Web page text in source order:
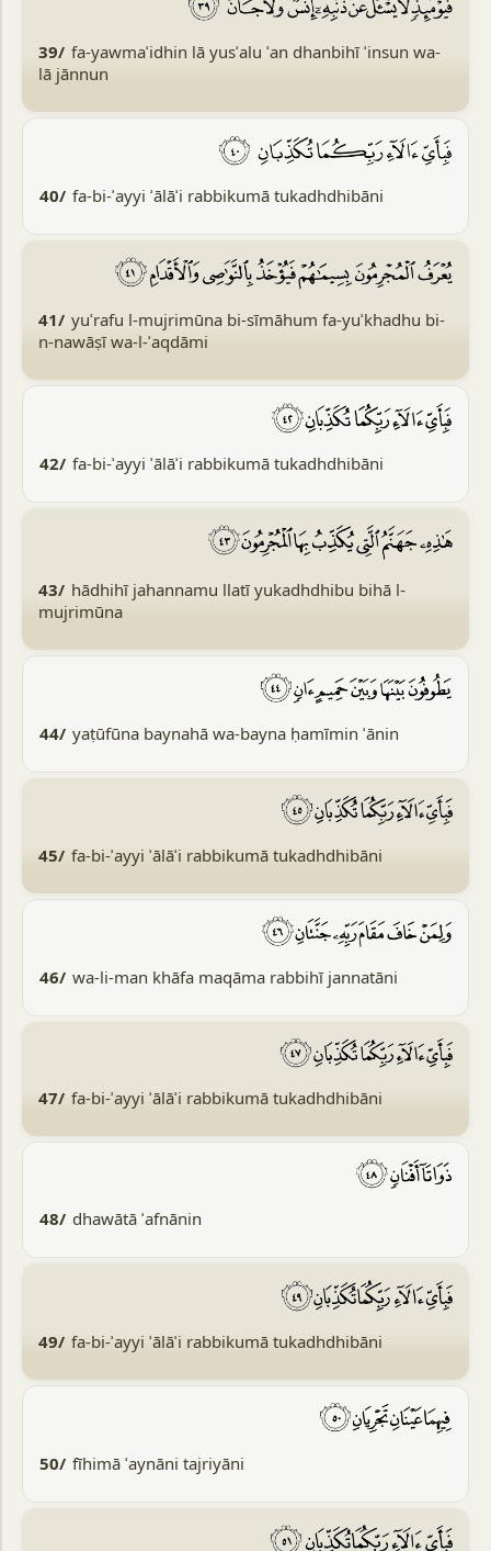
39/ fa-yawmaʾidhin lā yusʾalu ʿan dhanbihī ʾinsun wa-
lā jānnun
40/ fa-bi-ʾayyi ʾālāʾi rabbikumā tukadhdhibāni
41/ yuʿrafu l-mujrimūna bi-sīmāhum fa-yuʾkhadhu bi-
n-nawāṣī wa-l-ʾaqdāmi
42/ fa-bi-ʾayyi ʾālāʾi rabbikumā tukadhdhibāni
43/ hādhihī jahannamu llatī yukadhdhibu bihā l-
mujrimūna
44/ yaṭūfūna baynahā wa-bayna ḥamīmin ʾānin
45/ fa-bi-ʾayyi ʾālāʾi rabbikumā tukadhdhibāni
46/ wa-li-man khāfa maqāma rabbihī jannatāni
47/ fa-bi-ʾayyi ʾālāʾi rabbikumā tukadhdhibāni
48/ dhawātā ʾafnānin
49/ fa-bi-ʾayyi ʾālāʾi rabbikumā tukadhdhibāni
50/ fīhimā ʿaynāni tajriyāni